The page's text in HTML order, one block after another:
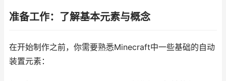
准备工作：了解基本元素与概念
在开始制作之前，你需要熟悉Minecraft中一些基础的自动
装置元素：